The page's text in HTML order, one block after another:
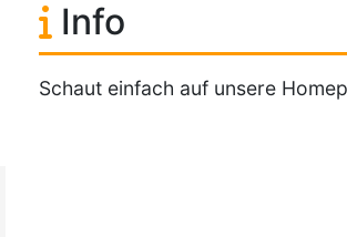
Info
Schaut einfach auf unsere